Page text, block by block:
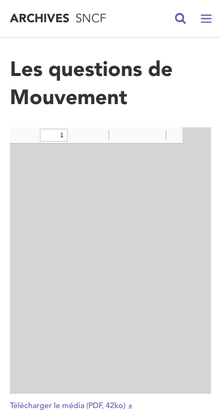
ARCHIVESSNCF
Les questions de
Mouvement
Télécharger le média (PDF, 42ko)